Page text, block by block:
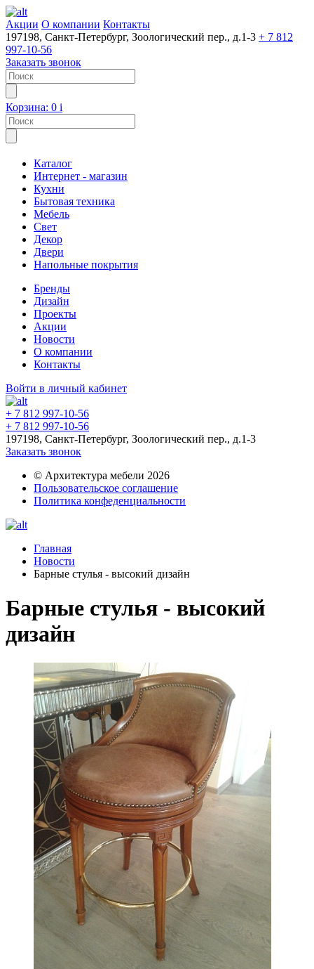
Акции О компании Контакты
197198, Санкт-Петербург, Зоологический пер., д.1-3 + 7 812
997-10-56
Заказать звонок
Корзина: 0 i
Каталог
Интернет - магазин
Кухни
Бытовая техника
Мебель
Свет
Декор
Двери
Напольные покрытия
Бренды
Дизайн
Проекты
Акции
Новости
О компании
Контакты
Войти в личный кабинет
+ 7 812 997-10-56
+ 7 812 997-10-56
197198, Санкт-Петербург, Зоологический пер., д.1-3
Заказать звонок
© Архитектура мебели 2026
Пользовательское соглашение
Политика конфеденциальности
Главная
Новости
Барные стулья - высокий дизайн
Барные стулья - высокий
дизайн